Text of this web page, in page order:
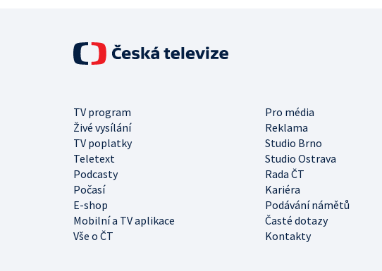
TV program
Pro média
Živé vysílání
Reklama
TV poplatky
Studio Brno
Teletext
Studio Ostrava
Podcasty
Rada ČT
Počasí
Kariéra
E-shop
Podávání námětů
Mobilní a TV aplikace
Časté dotazy
Vše o ČT
Kontakty